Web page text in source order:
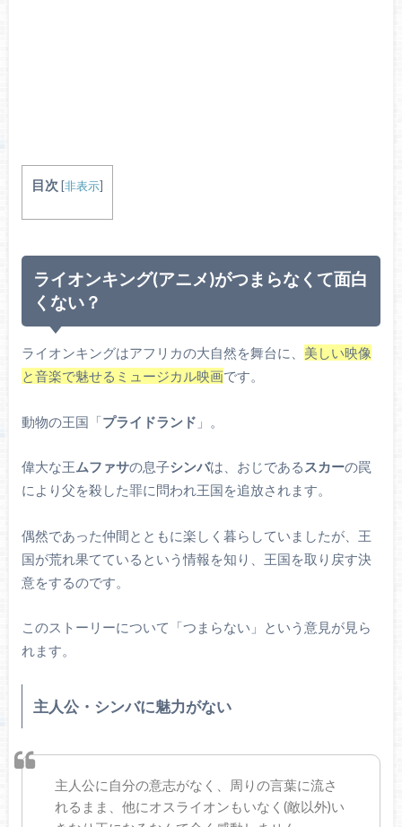
目次 [非表示]
ライオンキング(アニメ)がつまらなくて面白
くない？
ライオンキングはアフリカの大自然を舞台に、 美しい映像
と音楽で魅せるミュージカル映画です。
動物の王国「プライドランド 」。
偉大な王ムファサの息子シンバは、おじである スカーの罠
により父を殺した罪に問われ王国を追放されます。
偶然であった仲間とともに楽しく暮らしていましたが、王
国が荒れ果てているという情報を知り、王国を取り戻す決
意をするのです。
このストーリーについて「つまらない」という意見が見ら
れます。
主人公・シンバに魅力がない
主人公に自分の意志がなく、周りの言葉に流さ
れるまま、他にオスライオンもいなく(敵以外)い